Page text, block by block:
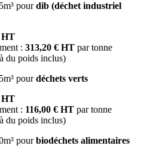
pourdib (déchet industriel
HT
: 313,20 € HT par tonne
du poids inclus)
pourdéchets verts
HT
: 116,00 € HT par tonne
du poids inclus)
pourbiodéchets alimentaires